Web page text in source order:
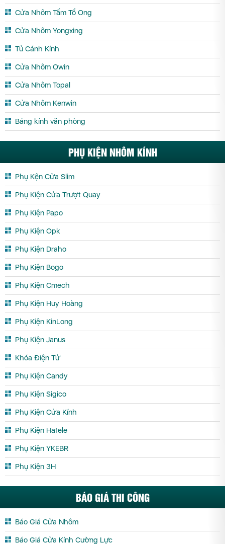
Cửa Nhôm Tấm Tổ Ong
Cửa Nhôm Yongxing
Tủ Cánh Kính
Cửa Nhôm Owin
Cửa Nhôm Topal
Cửa Nhôm Kenwin
Bảng kính văn phòng
PHỤ KIỆN NHÔM KÍNH
Phụ Kện Cửa Slim
Phụ Kiện Cửa Trượt Quay
Phụ Kiện Papo
Phụ Kiện Opk
Phụ Kiện Draho
Phụ Kiện Bogo
Phụ Kiện Cmech
Phụ Kiện Huy Hoàng
Phụ Kiện KinLong
Phụ Kiện Janus
Khóa Điện Tử
Phụ Kiện Candy
Phụ Kiện Sigico
Phụ Kiện Cửa Kính
Phụ Kiện Hafele
Phụ Kiện YKEBR
Phụ Kiện 3H
BÁO GIÁ THI CÔNG
Báo Giá Cửa Nhôm
Báo Giá Cửa Kính Cường Lực